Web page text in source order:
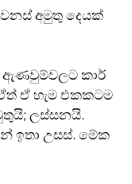
අමුතු දෙයක්
ඇණවුම්වලට කාර්
ඒ හැම එකකටම
ලස්සනයි.
ඉතා උසස්. මේක